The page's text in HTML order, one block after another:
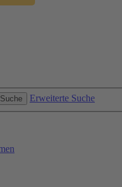
Suche Erweiterte Suche